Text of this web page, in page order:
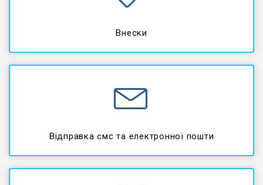
Внески
Відправка смс та електронної пошти